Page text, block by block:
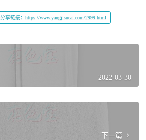
分享链接：https://www.yangjisucai.com/2999.html
2022-03-30
下一篇